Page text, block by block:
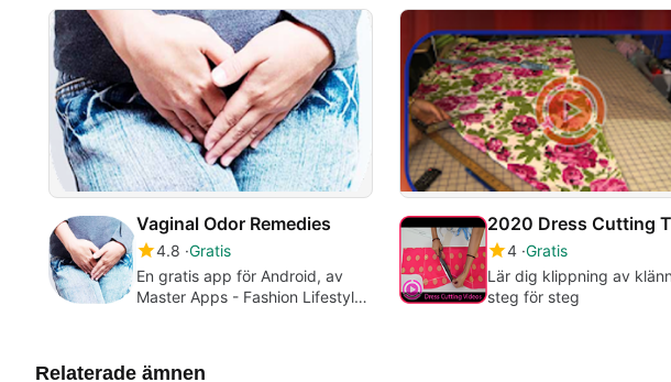
Vaginal Odor Remedies
4.8 Gratis
En gratis app för Android, av
Master Apps - Fashion Lifestyle
4 Gratis
Lär dig klippning av
steg för steg
Relaterade ämnen